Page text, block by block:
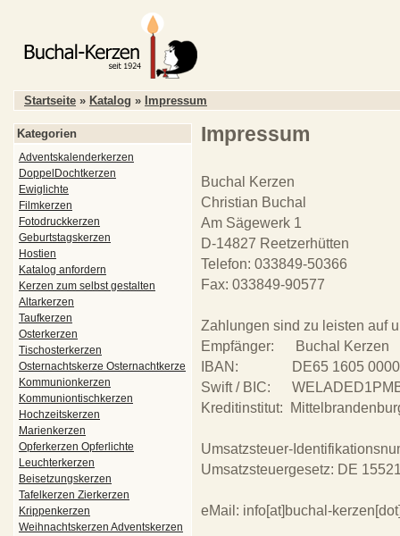
Startseite » Katalog » Impressum
Impressum
Buchal Kerzen
Christian Buchal
Am Sägewerk 1
D-14827 Reetzerhütten
Telefon: 033849-50366
Fax: 033849-90577
Zahlungen sind zu leisten auf
Empfänger: Buchal Kerzen
IBAN: DE65 1605 0000
Swift / BIC:
Kreditinstitut:
Umsatzsteuer-
Umsatzsteuergesetz: DE
eMail: info[at]buchal-
Kategorien
Adventskalenderkerzen
DoppelDochtkerzen
Ewiglichte
Filmkerzen
Fotodruckkerzen
Geburtstagskerzen
Hostien
Katalog anfordern
Kerzen zum selbst gestalten
Altarkerzen
Taufkerzen
Osterkerzen
Tischosterkerzen
Osternachtskerze Osternachtkerze
Kommunionkerzen
Kommuniontischkerzen
Hochzeitskerzen
Marienkerzen
Opferkerzen Opferlichte
Leuchterkerzen
Beisetzungskerzen
Tafelkerzen Zierkerzen
Krippenkerzen
Weihnachtskerzen Adventskerzen